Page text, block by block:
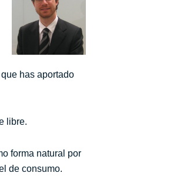
has aportado
libre.
forma natural por
de consumo.